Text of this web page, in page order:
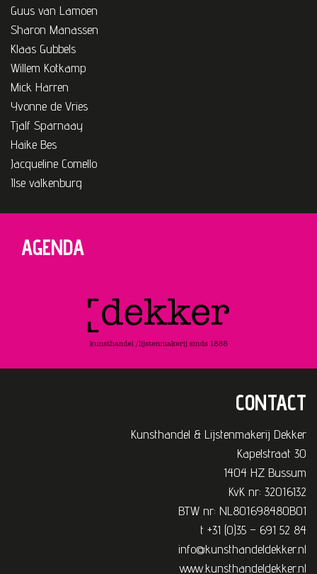
Guus van Lamoen
Sharon Manassen
Klaas Gubbels
Willem Kotkamp
Mick Harren
Yvonne de Vries
Tjalf Sparnaay
Haike Bes
Jacqueline Comello
Ilse valkenburg
AGENDA
CONTACT
Kunsthandel & Lijstenmakerij Dekker
Kapelstraat 30
1404 HZ Bussum
KvK nr: 32016132
BTW nr: NL801698480B01
t +31 (0)35 – 691 52 84
info@kunsthandeldekker.nl
www.kunsthandeldekker.nl